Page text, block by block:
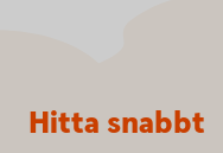
Sidfot
Hitta snabbt